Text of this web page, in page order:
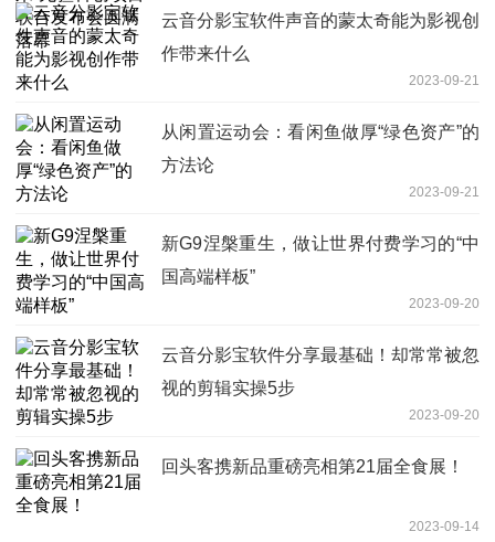
云音分影宝软件声音的蒙太奇能为影视创
作带来什么
2023-09-21
从闲置运动会：看闲鱼做厚“绿色资产”的
方法论
2023-09-21
新G9涅槃重生，做让世界付费学习的“中
国高端样板”
2023-09-20
云音分影宝软件分享最基础！却常常被忽
视的剪辑实操5步
2023-09-20
回头客携新品重磅亮相第21届全食展！
2023-09-14